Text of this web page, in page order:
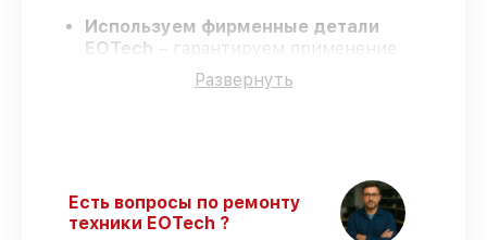
Используем фирменные детали
EOTech
– гарантируем применение
только качественных комплектующих.
Квалифицированные мастера
оговоренные сроки– ремонт
оптического прицела EOTech 3.5-18x50
Развернуть
Есть вопросы по ремонту
техники EOTech ?